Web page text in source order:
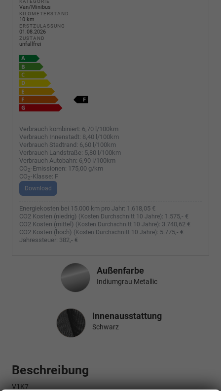
KATEGORIE
Van/Minibus
KILOMETERSTAND
10 km
ERSTZULASSUNG
01.08.2026
ZUSTAND
unfallfrei
Verbrauch kombiniert: 6,70 l/100km
Verbrauch Innenstadt: 8,40 l/100km
Verbrauch Stadtrand: 6,60 l/100km
Verbrauch Landstraße: 5,80 l/100km
Verbrauch Autobahn: 6,90 l/100km
CO2-Emissionen: 175,00 g/km
CO2-Klasse: F
Download
Energiekosten bei 15.000 km pro Jahr: 1.618,05 €
CO2 Kosten (niedrig) (Kosten Durchschnitt 10 Jahre): 1.575,- €
CO2 Kosten (mittel) (Kosten Durchschnitt 10 Jahre): 3.740,62 €
CO2 Kosten (hoch) (Kosten Durchschnitt 10 Jahre): 5.775,- €
Jahressteuer: 382,- €
Außenfarbe
Indiumgrau Metallic
InnenausstattungInnenausstattung
Schwarz
Beschreibung
V1K7